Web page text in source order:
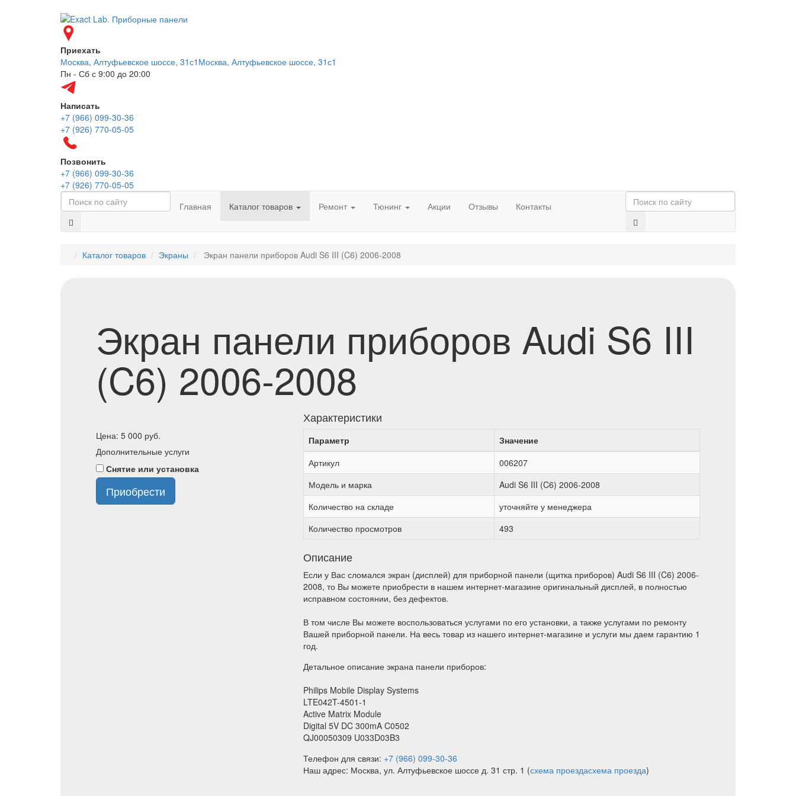
Приехать
Москва, Алтуфьевское шоссе, 31с1 Москва, Алтуфьевское шоссе, 31с1
Пн - Сб с 9:00 до 20:00
Написать
+7 (966) 099-30-36
+7 (926) 770-05-05
Позвонить
+7 (966) 099-30-36
+7 (926) 770-05-05
Главная
Каталог товаров Ремонт Тюнинг Акции Отзывы Контакты
Каталог товаров Экраны Экран панели приборов Audi S6 III (C6) 2006-2008
Экран панели приборов Audi S6 III
(C6) 2006-2008
Цена: 5 000 руб.
Дополнительные услуги
Снятие или установка
Приобрести
Характеристики
Параметр
Значение
Артикул
006207
Модель и марка
Audi S6 III (C6) 2006-2008
Количество на складе
уточняйте у менеджера
Количество просмотров
493
Описание
Если у Вас сломался экран (дисплей) для приборной панели (щитка приборов) Audi S6 III (C6) 2006-
2008, то Вы можете приобрести в нашем интернет-магазине оригинальный дисплей, в полностью
исправном состоянии, без дефектов.
В том числе Вы можете воспользоваться услугами по его установки, а также услугами по ремонту
Вашей приборной панели. На весь товар из нашего интернет-магазине и услуги мы даем гарантию 1
год.
Детальное описание экрана панели приборов:
Philips Mobile Display Systems
LTE042T-4501-1
Active Matrix Module
Digital 5V DC 300mA C0502
QJ00050309 U033D03B3
Телефон для связи: +7 (966) 099-30-36
Наш адрес: Москва, ул. Алтуфьевское шоссе д. 31 стр. 1 (схема проездасхема проезда)